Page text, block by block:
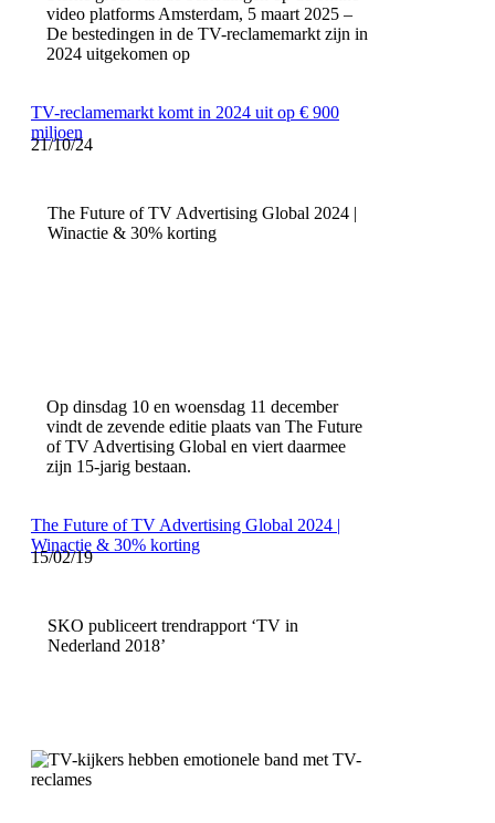
video platforms Amsterdam, 5 maart 2025 –
De bestedingen in de TV-reclamemarkt zijn in
2024 uitgekomen op
TV-reclamemarkt komt in 2024 uit op € 900
miljoen
21/10/24
The Future of TV Advertising Global 2024 |
Winactie & 30% korting
Op dinsdag 10 en woensdag 11 december
vindt de zevende editie plaats van The Future
of TV Advertising Global en viert daarmee
zijn 15-jarig bestaan.
The Future of TV Advertising Global 2024 |
Winactie & 30% korting
15/02/19
SKO publiceert trendrapport ‘TV in
Nederland 2018’